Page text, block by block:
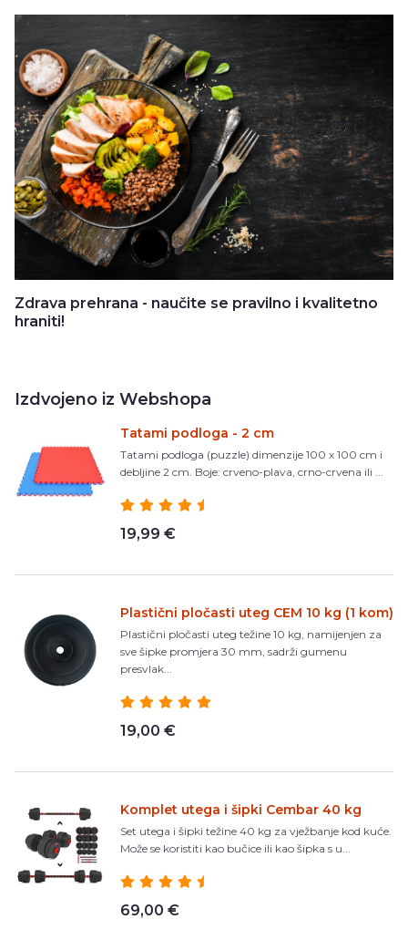
Zdrava prehrana - naučite se pravilno i kvalitetno
hraniti!
Izdvojeno iz Webshopa
Tatami podloga - 2 cm
Tatami podloga (puzzle) dimenzije 100 x 100 cm i
debljine 2 cm. Boje: crveno-plava, crno-crvena ili ...
19,99 €
Plastični pločasti uteg CEM 10 kg (1 kom)
Plastični pločasti uteg težine 10 kg, namijenjen za
sve šipke promjera 30 mm, sadrži gumenu
presvlak...
19,00 €
Komplet utega i šipki Cembar 40 kg
Set utega i šipki težine 40 kg za vježbanje kod kuće.
Može se koristiti kao bučice ili kao šipka s u...
69,00 €